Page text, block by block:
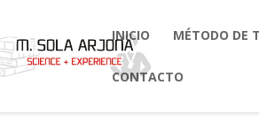
INICIO MÉTODO DE
CONTACTO